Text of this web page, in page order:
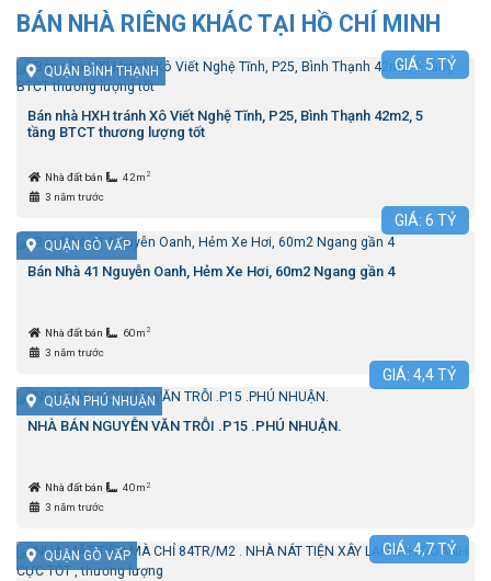
BÁN NHÀ RIÊNG KHÁC TẠI HỒ CHÍ MINH
QUẬN BÌNH THẠNH GIÁ:5TỶ
Bán nhà HXH tránh Xô Viết Nghệ Tĩnh, P25, Bình Thạnh 42m2, 5
tầng BTCT thương lượng tốt
Nhà đất bán 42m 2
3 năm trước
QUẬN GÒ VẤP
GIÁ: 6 TỶ
Bán Nhà 41 Nguyễn Oanh, Hẻm Xe Hơi, 60m2 Ngang gần 4
Nhà đất bán 60m 2
3 năm trước
QUẬN PHÚ NHUẬN
GIÁ: 4,4TỶ
NHÀ BÁN NGUYỄN VĂN TRỖI .P15 .PHÚ NHUẬN.
Nhà đất bán 40m 2
3 năm trước
QUẬN GÒ VẤP GIÁ:4,7TỶ